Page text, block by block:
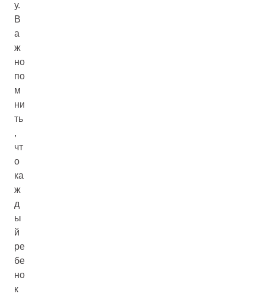
у.
В
а
ж
но
по
м
ни
ть
,
чт
о
ка
ж
д
ы
й
ре
бе
но
к